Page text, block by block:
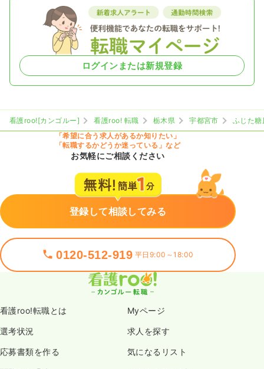
ログインまたは新規登録
看護roo![カンゴルー] 看護roo! 転職 栃木県 宇都宮市
ふじた
「希望に合う求人があるか知りたい」
「転職するかどうか迷っている」など
お気軽にご相談ください
登録して相談してみる
0120-512-919 平日9:00～18:00
看護roo!転職とは Myページ
選考状況 求人を探す
応募書類を作る 気になるリスト